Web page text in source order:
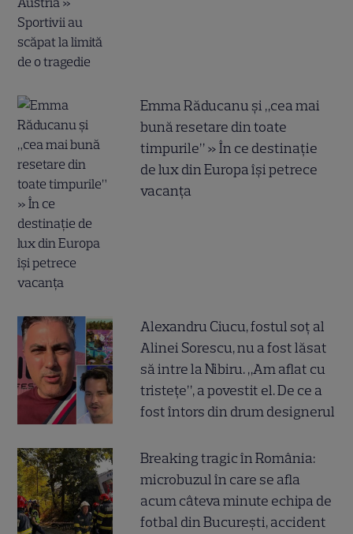
Emma Răducanu și „cea mai
bună resetare din toate
timpurile” » În ce destinație
de lux din Europa își petrece
vacanța
Alexandru Ciucu, fostul soț al
Alinei Sorescu, nu a fost lăsat
să intre la Nibiru. „Am aflat cu
tristețe”, a povestit el. De ce a
fost întors din drum designerul
Breaking tragic în România:
microbuzul în care se afla
acum câteva minute echipa de
fotbal din București, accident